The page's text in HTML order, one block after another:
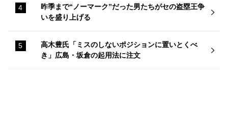
昨季まで“ノーマーク”だった男たちがセの盗塁王争
いを盛り上げる
高木豊氏「ミスのしないポジションに置いとくべ
き」広島・坂倉の起用法に注文